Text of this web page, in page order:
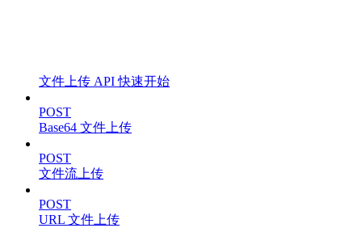
文件上传 API 快速开始
POST
Base64 文件上传
POST
文件流上传
POST
URL 文件上传